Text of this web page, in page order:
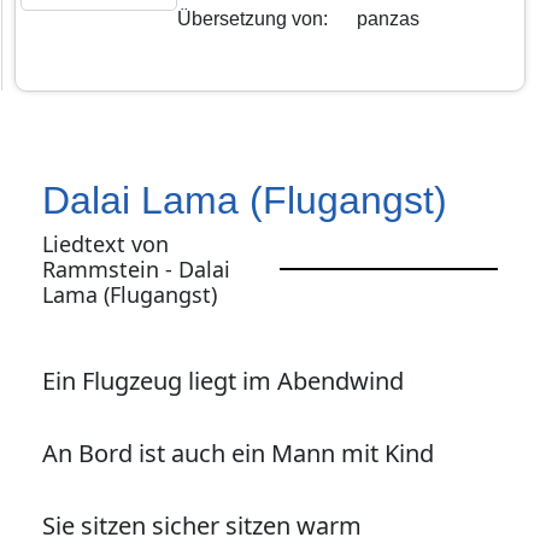
Übersetzung von: panzas
Dalai Lama (Flugangst)
Liedtext von
Rammstein - Dalai
Lama (Flugangst)
Ein Flugzeug liegt im Abendwind
An Bord ist auch ein Mann mit Kind
Sie sitzen sicher sitzen warm